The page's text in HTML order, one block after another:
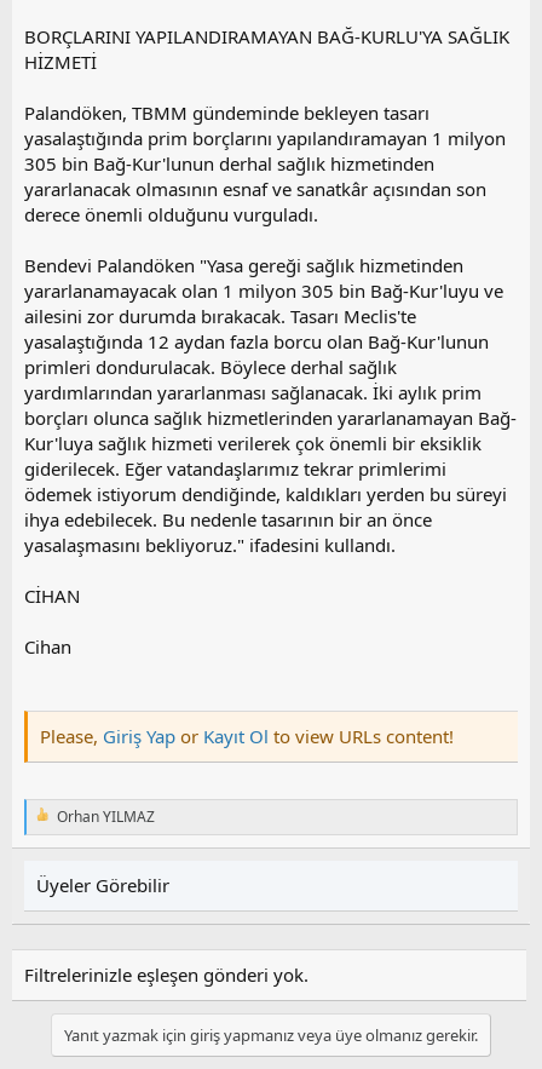
BORÇLARINI YAPILANDIRAMAYAN BAĞ-KURLU'YA SAĞLIK
HİZMETİ
Palandöken, TBMM gündeminde bekleyen tasarı
yasalaştığında prim borçlarını yapılandıramayan 1 milyon
305 bin Bağ-Kur'lunun derhal sağlık hizmetinden
yararlanacak olmasının esnaf ve sanatkâr açısından son
derece önemli olduğunu vurguladı.
Bendevi Palandöken "Yasa gereği sağlık hizmetinden
yararlanamayacak olan 1 milyon 305 bin Bağ-Kur'luyu ve
ailesini zor durumda bırakacak. Tasarı Meclis'te
yasalaştığında 12 aydan fazla borcu olan Bağ-Kur'lunun
primleri dondurulacak. Böylece derhal sağlık
yardımlarından yararlanması sağlanacak. İki aylık prim
borçları olunca sağlık hizmetlerinden yararlanamayan Bağ-
Kur'luya sağlık hizmeti verilerek çok önemli bir eksiklik
giderilecek. Eğer vatandaşlarımız tekrar primlerimi
ödemek istiyorum dendiğinde, kaldıkları yerden bu süreyi
ihya edebilecek. Bu nedenle tasarının bir an önce
yasalaşmasını bekliyoruz." ifadesini kullandı.
CİHAN
Cihan
Please, Giriş Yap or Kayıt Ol to view URLs content!
T
e
k
l
:
Orhan YILMAZ
Üyeler Görebilir
Filtrelerinizle eşleşen gönderi yok.
Yanıt yazmak için giriş yapmanız veya üye olmanız gerekir.